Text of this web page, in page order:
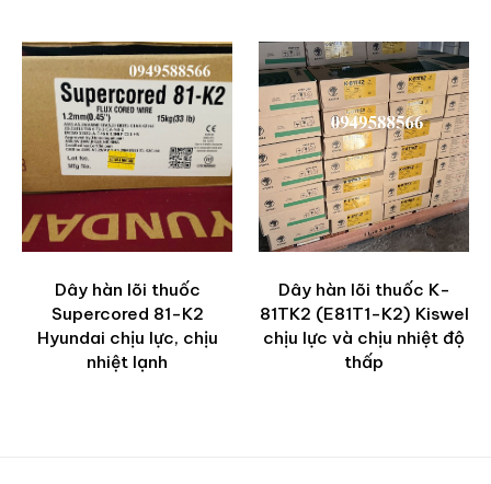
Dây hàn lõi thuốc
Supercored 81-K2
Hyundai chịu lực, chịu
nhiệt lạnh
Dây hàn lõi thuốc K-
81TK2 (E81T1-K2) Kiswel
chịu lực và chịu nhiệt độ
thấp